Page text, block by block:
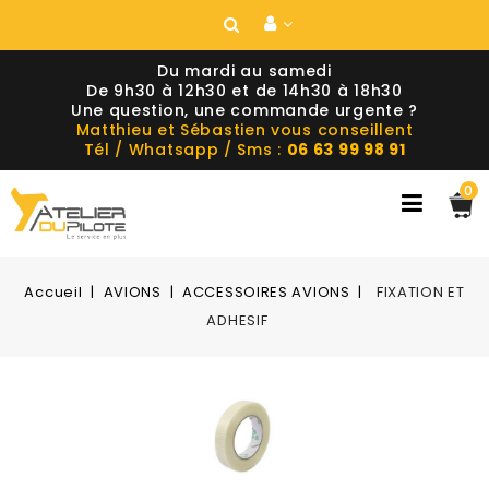
Du mardi au samedi
De 9h30 à 12h30 et de 14h30 à 18h30
Une question, une commande urgente ?
Matthieu et Sébastien vous conseillent
Tél / Whatsapp / Sms : 06 63 99 98 91
0
Accueil AVIONS ACCESSOIRES AVIONS
FIXATION ET
ADHESIF